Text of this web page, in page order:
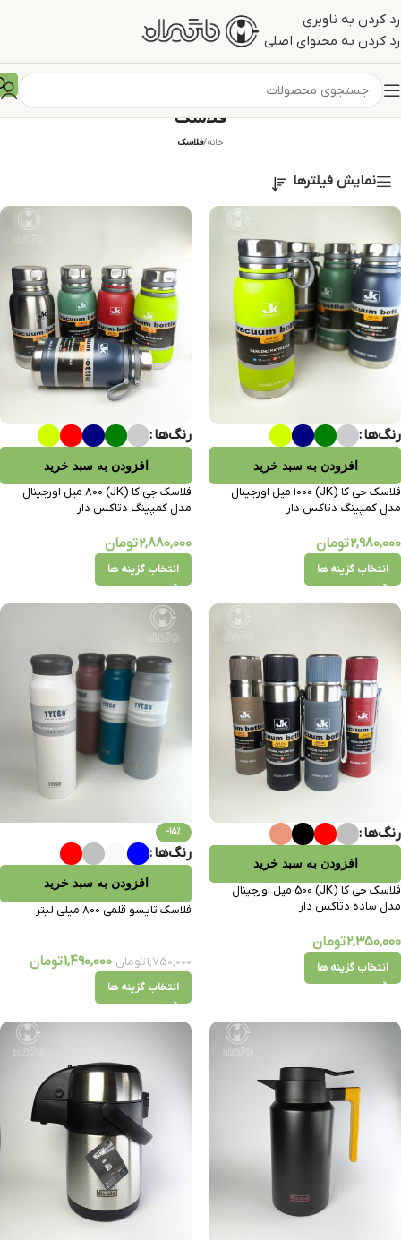
رد کردن به ناوبری
رد کردن به محتوای اصلی
فلاسک
خانه/فلاسک
نمایش فیلترها
رنگ‌ها
افزودن به سبد خرید
فلاسک جی کا (JK) 1000 میل اورجینال
مدل کمپینگ دتاکس دار
2,980,000تومان
انتخاب گزینه ها
رنگ‌ها
افزودن به سبد خرید
فلاسک جی کا (JK) 800 میل اورجینال
مدل کمپینگ دتاکس دار
2,880,000تومان
انتخاب گزینه ها
رنگ‌ها
افزودن به سبد خرید
فلاسک جی کا (JK) 500 میل اورجینال
مدل ساده دتاکس دار
2,350,000تومان
انتخاب گزینه ها
-15%
رنگ‌ها
افزودن به سبد خرید
فلاسک تایسو قلمی 800 میلی لیتر
1,750,000تومان 1,490,000تومان
انتخاب گزینه ها